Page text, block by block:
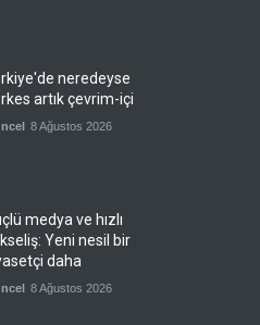
neredeyse
artık çevrim-içi
8 Ağustos 2026
medya ve hızlı
Yeni nesil bir
daha
8 Ağustos 2026